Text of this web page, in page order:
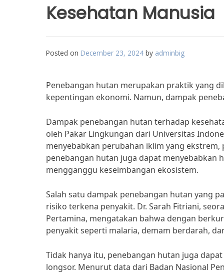
Kesehatan Manusia
Posted on December 23, 2024 by adminbig
Penebangan hutan merupakan praktik yang
kepentingan ekonomi. Namun, dampak
Dampak penebangan hutan terhadap
oleh Pakar Lingkungan dari Universitas
menyebabkan perubahan iklim yang
penebangan hutan juga dapat menyebabkan
mengganggu keseimbangan ekosistem.
Salah satu dampak penebangan hutan yang
risiko terkena penyakit. Dr. Sarah Fitriani,
Pertamina, mengatakan bahwa dengan
penyakit seperti malaria, demam berdarah,
Tidak hanya itu, penebangan hutan juga
longsor. Menurut data dari Badan Nasional